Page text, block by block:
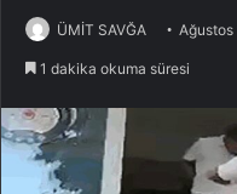
ÜMİT SAVĞA Ağustos
1 dakika okuma süresi